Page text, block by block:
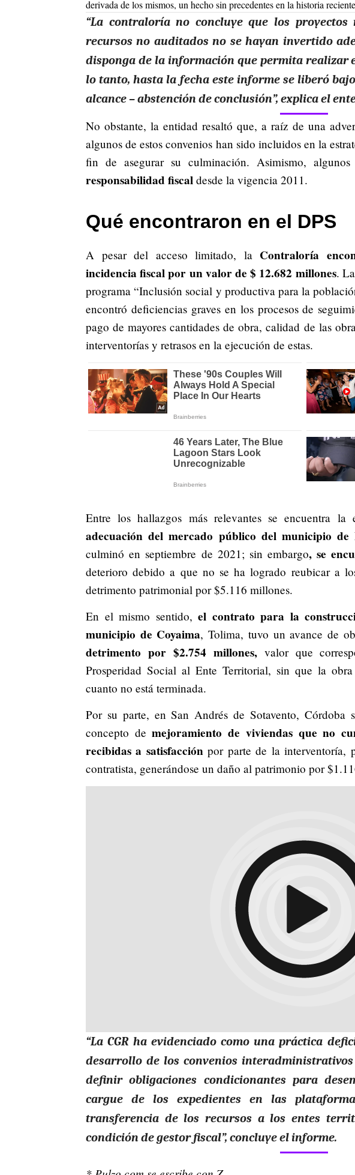
derivada de los mismos, un hecho sin precedentes en la historia
“La contraloría no concluye que los
recursos no auditados no se hayan invertido
disponga de la información que permita realizar
lo tanto, hasta la fecha este informe se liberó
alcance – abstención de conclusión”, explica el
No obstante, la entidad resaltó que, a raíz de una
algunos de estos convenios han sido incluidos en la
fin de asegurar su culminación. Asimismo,
responsabilidad fiscal desde la vigencia 2011.
Qué encontraron en el DPS
A pesar del acceso limitado, la Contraloría
incidencia fiscal por un valor de $ 12.682 millones.
programa “Inclusión social y productiva para la
encontró deficiencias graves en los procesos de
pago de mayores cantidades de obra, calidad de las
interventorías y retrasos en la ejecución de estas.
Entre los hallazgos más relevantes se encuentra
adecuación del mercado público del municipio de
culminó en septiembre de 2021; sin embargo, se
deterioro debido a que no se ha logrado reubicar a
detrimento patrimonial por $5.116 millones.
En el mismo sentido, el contrato para la
municipio de Coyaima, Tolima, tuvo un avance de
detrimento por $2.754 millones,valor que
Prosperidad Social al Ente Territorial, sin que la
cuanto no está terminada.
Por su parte, en San Andrés de Sotavento,
concepto demejoramiento de viviendas que no
recibidas a satisfacciónpor parte de la interventoría,
contratista, generándose un daño al patrimonio por
“La CGR ha evidenciado como una práctica
desarrollo de los convenios
definir obligaciones condicionantes para
cargue de los expedientes en las
transferencia de los recursos a los entes
condición de gestor fiscal”, concluye el informe.